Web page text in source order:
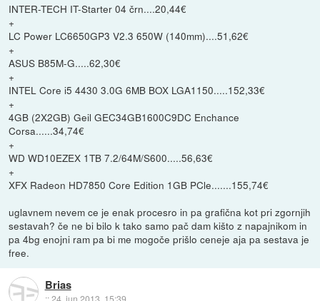
INTER-TECH IT-Starter 04 črn....20,44€
+
LC Power LC6650GP3 V2.3 650W (140mm)....51,62€
+
ASUS B85M-G.....62,30€
+
INTEL Core i5 4430 3.0G 6MB BOX LGA1150.....152,33€
+
4GB (2X2GB) Geil GEC34GB1600C9DC Enchance
Corsa......34,74€
+
WD WD10EZEX 1TB 7.2/64M/S600.....56,63€
+
XFX Radeon HD7850 Core Edition 1GB PCle.......155,74€
uglavnem nevem ce je enak procesro in pa grafična kot pri zgornjih
sestavah? če ne bi bilo k tako samo pač dam kišto z napajnikom in
pa 4bg enojni ram pa bi me mogoče prišlo ceneje aja pa sestava je
free.
Brias